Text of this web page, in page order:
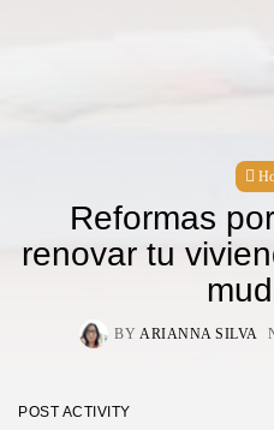
Reformas
renovar tu
BY ARIANNA SILVA
POST ACTIVITY